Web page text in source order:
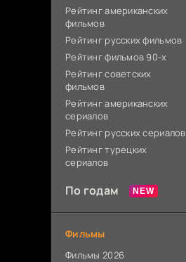
Рейтинг американских
фильмов
Рейтинг русских фильмов
Рейтинг фильмов 90-х
Рейтинг советских
фильмов
Рейтинг американских
сериалов
Рейтинг русских сериалов
Рейтинг турецких
сериалов
По годам
Фильмы
Фильмы 2026